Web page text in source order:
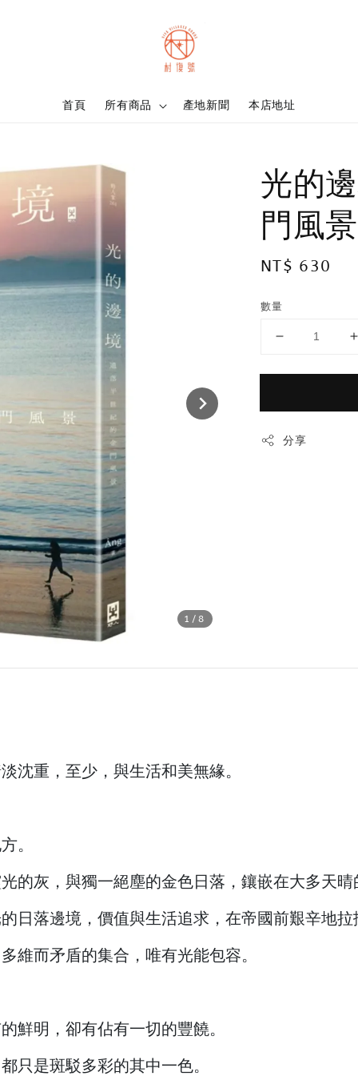
首頁 所有商品 產地新聞 本店地址
1 /8
光的
門風景
Regular
NT$ 630
數量
分享
沈重，至少，與生活和美無緣。
。
的灰，與獨一絕塵的金色日落，鑲嵌在大多天晴
日落邊境，價值與生活追求，在帝國前艱辛地拉
維而矛盾的集合，唯有光能包容。
鮮明，卻有佔有一切的豐饒。
只是斑駁多彩的其中一色。